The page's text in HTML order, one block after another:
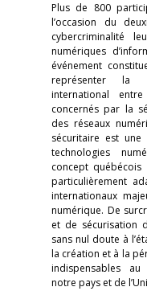
Plus de 800
l’occasion du
cybercriminalité
numériques
événement
représenter la
international
concernés par la
des réseaux
sécuritaire est
technologies
concept
particulièrement
internationaux
numérique. De
et de sécurisation
sans nul doute à
la création et à la
indispensables
notre pays et de